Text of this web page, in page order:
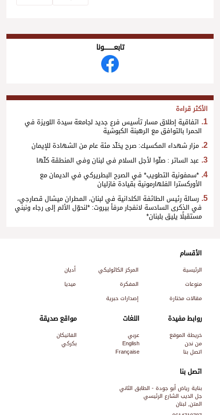
تابعــــــــــونا
الأكثر قراءة
اتفاقية إطلاق مسار تأسيس فرع جديد لجامعة سيدة اللويزة في
الحمرا بالتوافق مع الرهبنة الكبوشية
مزار شهداء المكسيك: صرح يخلّد مئة عام من الشهادة للإيمان
عبد الساتر : صلّوا لأجل السلام في لبنان وفي المنطقة كلّها
*سمفونية التطويب* في الصرح البطريركي في الديمان مع
الأوركسترا الفلهارمونية بقيادة فازليان
رسالة رئيس الطائفة الكلدانية في لبنان، المطران ميشال قصارجي،
في الذكرى السادسة لانفجار مرفأ بيروت: *لنحوّل الألم إلى رجاء ونبني
مستقبلًا يليق بلبنان*
اتصل بنا
بناية رياض أبو جودة - الطابق الثاني
جل الديب الشارع الرئيسي
المتن, لبنان
الأقسام
الرئيسية المركز الكاثوليكي
أديان
منوعات
المفكرة
ميديا
مقالات مختارة
إصدارات حبرية
روابط مفيدة
خريطة الموقع
من نحن
اتصل بنا
اللغات
عربي
English
Française
مواقع صديقة
الفاتيكان
بكركي